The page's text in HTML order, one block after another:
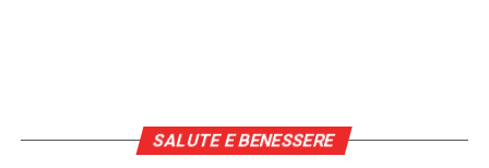
SALUTE E BENESSERE